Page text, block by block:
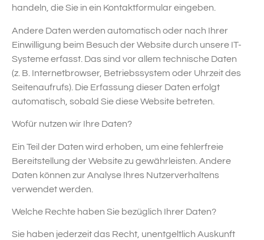
handeln, die Sie in ein Kontaktformular eingeben.
Andere Daten werden automatisch oder nach Ihrer
Einwilligung beim Besuch der Website durch unsere IT-
Systeme erfasst. Das sind vor allem technische Daten
(z. B. Internetbrowser, Betriebssystem oder Uhrzeit des
Seitenaufrufs). Die Erfassung dieser Daten erfolgt
automatisch, sobald Sie diese Website betreten.
Wofür nutzen wir Ihre Daten?
Ein Teil der Daten wird erhoben, um eine fehlerfreie
Bereitstellung der Website zu gewährleisten. Andere
Daten können zur Analyse Ihres Nutzerverhaltens
verwendet werden.
Welche Rechte haben Sie bezüglich Ihrer Daten?
Sie haben jederzeit das Recht, unentgeltlich Auskunft